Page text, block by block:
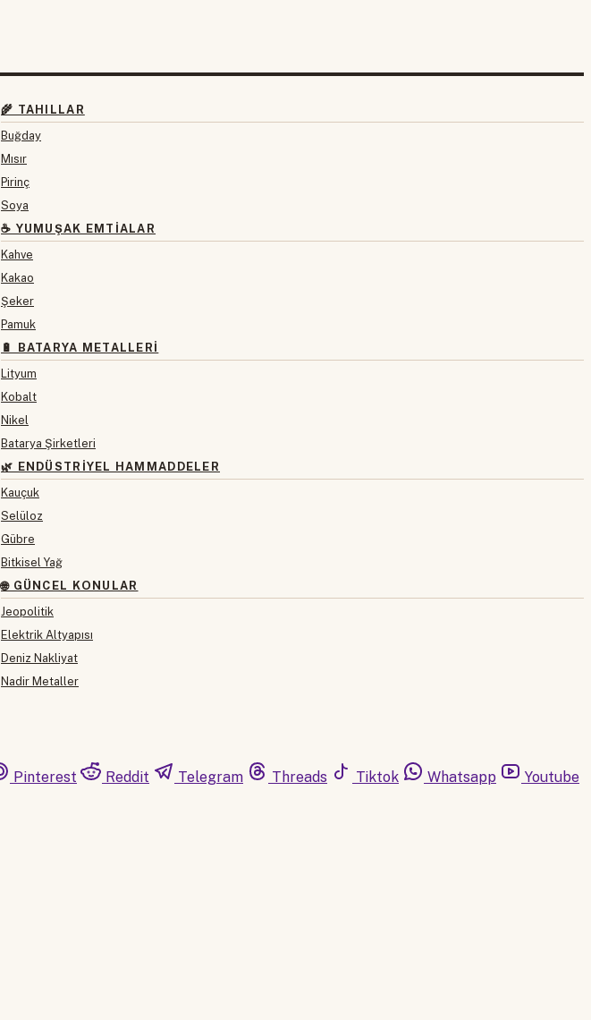
🌾 TAHILLAR
Buğday
Mısır
Pirinç
Soya
☕ YUMUŞAK EMTIALAR
Kahve
Kakao
Şeker
Pamuk
🔋 BATARYA METALLERI
Lityum
Kobalt
Nikel
Batarya Şirketleri
🌿 ENDÜSTRIYEL HAMMADDELER
Kauçuk
Selüloz
Gübre
Bitkisel Yağ
🌐 GÜNCEL KONULAR
Jeopolitik
Elektrik Altyapısı
Deniz Nakliyat
Nadir Metaller
Pinterest Reddit Telegram Threads Tiktok Whatsapp Youtube